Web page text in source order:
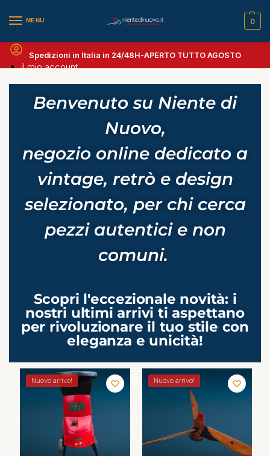
MENU
il mio account
0
Spedizioni in Italia in 24/48H-APERTO TUTTO AGOSTO
Benvenuto su Niente di
Nuovo,
negozio online dedicato a
vintage, retrò e design
selezionato, per chi cerca
pezzi autentici e non
comuni.
Scopri l'eccezionale novità: i
nostri ultimi arrivi ti aspettano
per rivoluzionare il tuo stile con
eleganza e unicità!
Nuovo arrivo! Nuovo arrivo!